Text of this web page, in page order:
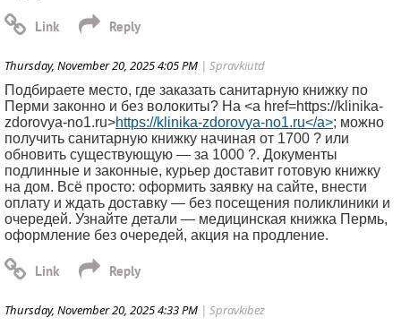
Thursday, November 20, 2025 4:05 PM | Spravkiutd
Подбираете место, где заказать санитарную книжку по
Перми законно и без волокиты? На <a href=https://klinika-
zdorovya-no1.ru>https://klinika-zdorovya-no1.ru</a>; можно
получить санитарную книжку начиная от 1700 ? или
обновить существующую — за 1000 ?. Документы
подлинные и законные, курьер доставит готовую книжку
на дом. Всё просто: оформить заявку на сайте, внести
оплату и ждать доставку — без посещения поликлиники и
очередей. Узнайте детали — медицинская книжка Пермь,
оформление без очередей, акция на продление.
Thursday, November 20, 2025 4:33 PM | Spravkibez